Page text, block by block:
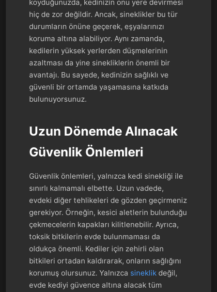
koyduğunuzda, kedinizin onu yere devirmesi
hiç de zor değildir. Ancak, sineklikler bu tür
durumların önüne geçerek, eşyalarınızı
koruma altına alabiliyor. Aynı zamanda,
kedilerin yüksek yerlerden düşmelerinin
azaltması da yine sinekliklerin önemli bir
avantajı. Bu sayede, kedinizin sağlıklı ve
güvenli bir ortamda yaşamasına katkıda
bulunuyorsunuz.
Uzun Dönemde Alınacak
Güvenlik Önlemleri
Güvenlik önlemleri, yalnızca kedi sinekliği ile
sınırlı kalmamalı elbette. Uzun vadede,
evdeki diğer tehlikeleri de gözden geçirmeniz
gerekiyor. Örneğin, kesici aletlerin bulunduğu
çekmecelerin kapakları kilitlenebilir. Ayrıca,
toksik bitkilerin evde bulunmaması da
oldukça önemli. Kediler için zehirli olan
bitkileri ortadan kaldırarak, onların sağlığını
korumuş olursunuz. Yalnızca sineklik değil,
evde kediyi güvence altına alacak tüm